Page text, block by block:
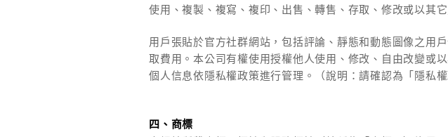
使用、複製、複寫、複印、出售、轉售、存取、修改或以其
用戶張貼於官方社群網站，包括評論、靜態和動態圖像之用
取費用。本公司有權使用授權他人使用、修改、自由改變或
個人信息依隱私權政策進行管理。（說明：請確認為「隱私
四、商標